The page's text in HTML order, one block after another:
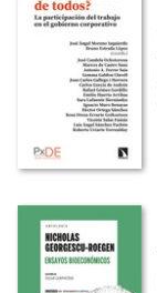
Ecología
Educación
Euskadi
Feminismo
Filosofía
Física